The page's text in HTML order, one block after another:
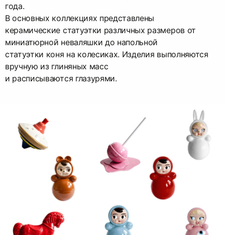
года.
В основных коллекциях представлены
керамические статуэтки различных размеров от
миниатюрной неваляшки до напольной
статуэтки коня на колесиках. Изделия выполняются
вручную из глиняных масс
и расписываются глазурями.